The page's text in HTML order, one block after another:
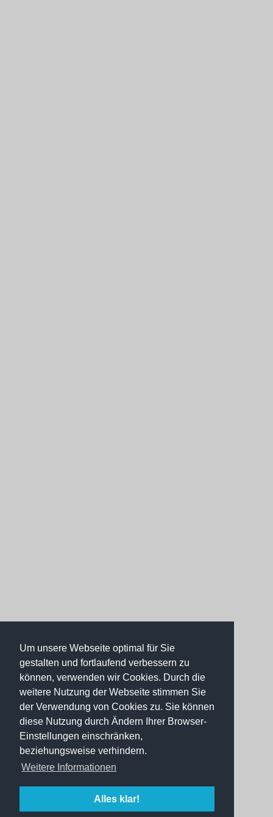
Um unsere Webseite optimal für Sie
gestalten und fortlaufend verbessern zu
können, verwenden wir Cookies. Durch die
weitere Nutzung der Webseite stimmen Sie
der Verwendung von Cookies zu. Sie können
diese Nutzung durch Ändern Ihrer Browser-
Einstellungen einschränken,
beziehungsweise verhindern.
Weitere Informationen
Alles klar!